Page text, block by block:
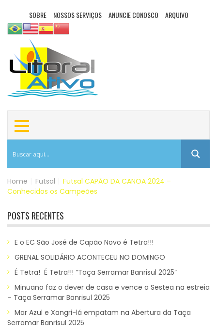
SOBRE NOSSOS SERVIÇOS ANUNCIE CONOSCO ARQUIVO
Home Futsal
Futsal CAPÃO DA CANOA 2024 –
Conhecidos os Campeões
POSTS RECENTES
E o EC São José de Capão Novo é Tetra!!!
GRENAL SOLIDÁRIO ACONTECEU NO DOMINGO
É Tetra! É Tetra!!! “Taça Serramar Banrisul 2025”
Minuano faz o dever de casa e vence a Sestea na estreia
– Taça Serramar Banrisul 2025
Mar Azul e Xangri-lá empatam na Abertura da Taça
Serramar Banrisul 2025